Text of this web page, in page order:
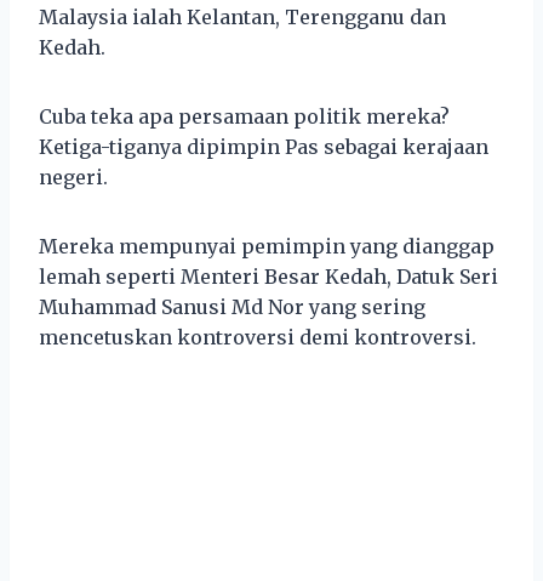
Malaysia ialah Kelantan, Terengganu dan
Kedah.
Cuba teka apa persamaan politik mereka?
Ketiga-tiganya dipimpin Pas sebagai kerajaan
negeri.
Mereka mempunyai pemimpin yang dianggap
lemah seperti Menteri Besar Kedah, Datuk Seri
Muhammad Sanusi Md Nor yang sering
mencetuskan kontroversi demi kontroversi.